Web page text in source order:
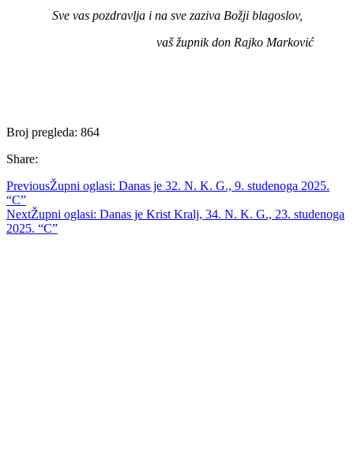
Sve vas pozdravlja i na sve zaziva Božji blagoslov,
vaš župnik don Rajko Marković
Broj pregleda: 864
Share:
PreviousŽupni oglasi: Danas je 32. N. K. G., 9. studenoga 2025.
“C”
NextŽupni oglasi: Danas je Krist Kralj, 34. N. K. G., 23. studenoga
2025. “C”